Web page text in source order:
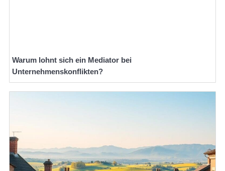
Warum lohnt sich ein Mediator bei
Unternehmenskonflikten?